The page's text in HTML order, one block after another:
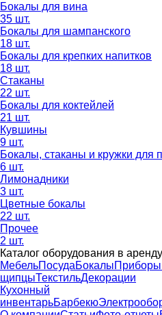
Бокалы для вина
35 шт.
Бокалы для шампанского
18 шт.
Бокалы для крепких напитков
18 шт.
Стаканы
22 шт.
Бокалы для коктейлей
21 шт.
Кувшины
9 шт.
Бокалы, стаканы и кружки для
6 шт.
Лимонадники
3 шт.
Цветные бокалы
22 шт.
Прочее
2 шт.
Каталог оборудования в аренду
МебельПосудаБокалыПриборы
щипцыТекстильДекорации
Кухонный
инвентарьБарбекю